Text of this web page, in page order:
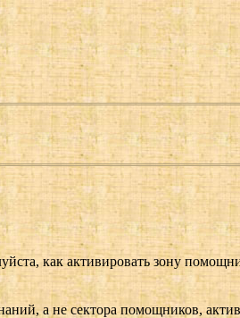
как активировать зону
а не сектора помощников,